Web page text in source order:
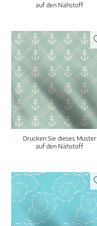
auf den Nähstoff
Drucken Sie dieses Muster
auf den Nähstoff